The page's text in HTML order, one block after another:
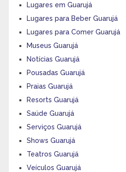
Lugares em Guarujá
Lugares para Beber Guarujá
Lugares para Comer Guarujá
Museus Guarujá
Notícias Guarujá
Pousadas Guarujá
Praias Guarujá
Resorts Guarujá
Saúde Guarujá
Serviços Guarujá
Shows Guarujá
Teatros Guarujá
Veículos Guarujá